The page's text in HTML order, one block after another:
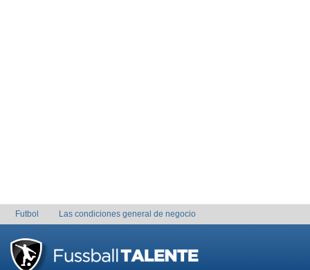
Futbol Las condiciones general de negocio